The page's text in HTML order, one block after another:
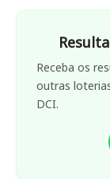
Receba os
outras
DCI.